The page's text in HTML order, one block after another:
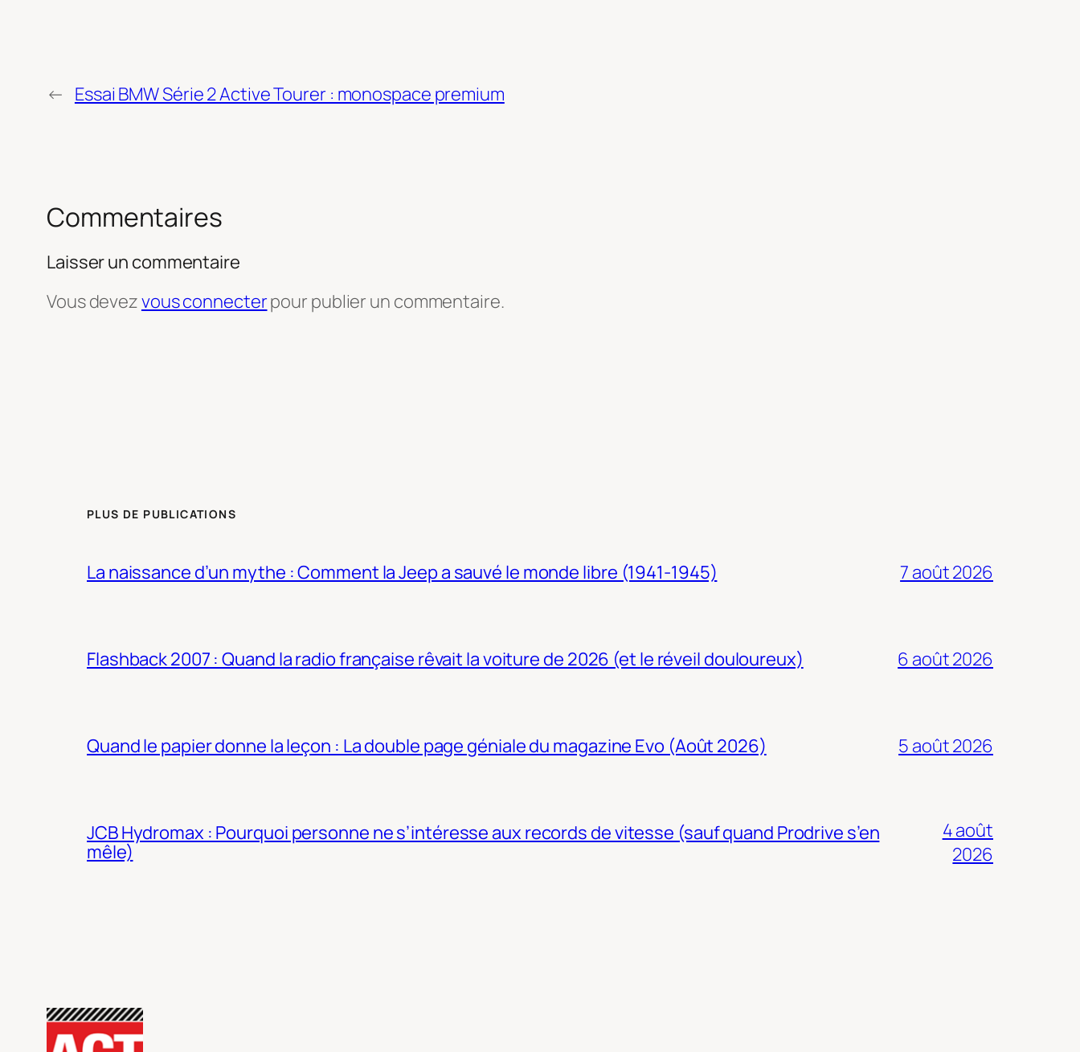
← Essai BMW Série 2 Active Tourer : monospace premium
Commentaires
Laisser un commentaire
Vous devezvous connecterpour publier un commentaire.
PLUS DE PUBLICATIONS
La naissance d’un mythe : Comment la Jeep a sauvé le monde libre (1941-1945) 7 août 2026
Flashback 2007 : Quand la radio française rêvait la voiture de 2026 (et le réveil douloureux) 6 août 2026
Quand le papier donne la leçon : La double page géniale du magazine Evo (Août 2026) 5 août 2026
JCB Hydromax : Pourquoi personne ne s’intéresse aux records de vitesse (sauf quand Prodrive s’en
mêle)
4 août
2026